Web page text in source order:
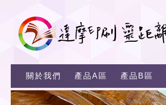
關於我們 產品A區 產品B區